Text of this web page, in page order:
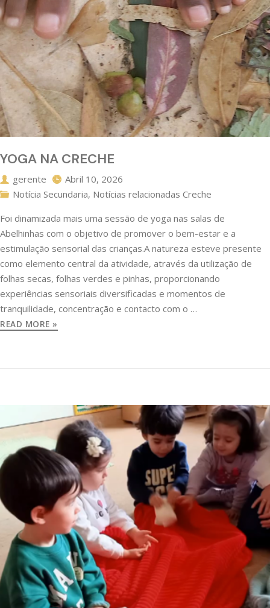
YOGA NA CRECHE
gerente
Abril 10, 2026
Notícia Secundaria, Notícias relacionadas Creche
Foi dinamizada mais uma sessão de yoga nas salas de
Abelhinhas com o objetivo de promover o bem-estar e a
estimulação sensorial das crianças.A natureza esteve presente
como elemento central da atividade, através da utilização de
folhas secas, folhas verdes e pinhas, proporcionando
experiências sensoriais diversificadas e momentos de
tranquilidade, concentração e contacto com o …
READ MORE »